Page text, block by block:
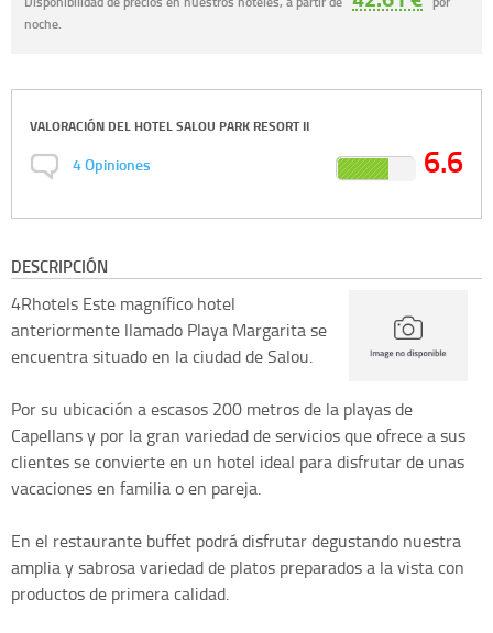
noche.
VALORACIÓN DEL HOTEL SALOU PARK RESORT II
4Opiniones 6.6
DESCRIPCIÓN
4Rhotels Este magnífico hotel
anteriormente llamado Playa Margarita se
encuentra situado en la ciudad de Salou.
Por su ubicación a escasos 200 metros de la playas de
Capellans y por la gran variedad de servicios que ofrece a sus
clientes se convierte en un hotel ideal para disfrutar de unas
vacaciones en familia o en pareja.
En el restaurante buffet podrá disfrutar degustando nuestra
amplia y sabrosa variedad de platos preparados a la vista con
productos de primera calidad.